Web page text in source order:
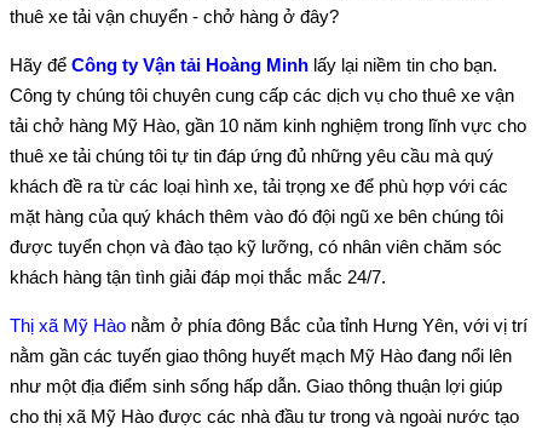
thuê xe tải vận chuyển - chở hàng ở đây?
Hãy để Công ty Vận tải Hoàng Minh lấy lại niềm tin cho bạn.
Công ty chúng tôi chuyên cung cấp các dịch vụ cho thuê xe vận
tải chở hàng Mỹ Hào, gần 10 năm kinh nghiệm trong lĩnh vực cho
thuê xe tải chúng tôi tự tin đáp ứng đủ những yêu cầu mà quý
khách đề ra từ các loại hình xe, tải trọng xe để phù hợp với các
mặt hàng của quý khách thêm vào đó đội ngũ xe bên chúng tôi
được tuyển chọn và đào tạo kỹ lưỡng, có nhân viên chăm sóc
khách hàng tận tình giải đáp mọi thắc mắc 24/7.
Thị xã Mỹ Hào nằm ở phía đông Bắc của tỉnh Hưng Yên, với vị trí
nằm gần các tuyến giao thông huyết mạch Mỹ Hào đang nổi lên
như một địa điểm sinh sống hấp dẫn. Giao thông thuận lợi giúp
cho thị xã Mỹ Hào được các nhà đầu tư trong và ngoài nước tạo